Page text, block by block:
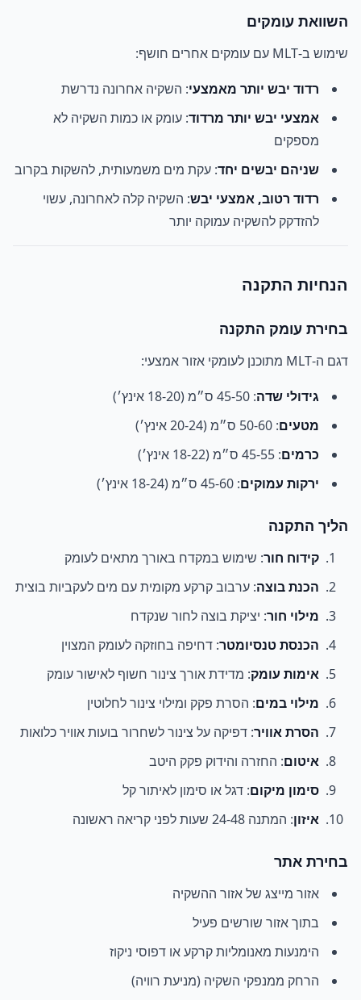
השוואת עומקים
שימוש ב-MLT עם עומקים אחרים חושף:
רדוד יבש יותר מאמצעי: השקיה אחרונה נדרשת
אמצעי יבש יותר מרדוד: עומק או כמות השקיה לא
מספקים
שניהם יבשים יחד: עקת מים משמעותית, להשקות בקרוב
רדוד רטוב, אמצעי יבש: השקיה קלה לאחרונה, עשוי
להזדקק להשקיה עמוקה יותר
הנחיות התקנה
בחירת עומק התקנה
דגם ה-MLT מתוכנן לעומקי אזור אמצעי:
גידולי שדה: 45-50 ס״מ (18-20 אינץ׳)
מטעים: 50-60 ס״מ (20-24 אינץ׳)
כרמים: 45-55 ס״מ (18-22 אינץ׳)
ירקות עמוקים: 45-60 ס״מ (18-24 אינץ׳)
הליך התקנה
קידוח חור: שימוש במקדח באורך מתאים לעומק
הכנת בוצה: ערבוב קרקע מקומית עם מים לעקביות בוצית
מילוי חור: יציקת בוצה לחור שנקדח
הכנסת טנסיומטר: דחיפה בחוזקה לעומק המצוין
אימות עומק: מדידת אורך צינור חשוף לאישור עומק
מילוי במים: הסרת פקק ומילוי צינור לחלוטין
הסרת אוויר: דפיקה על צינור לשחרור בועות אוויר כלואות
איטום: החזרה והידוק פקק היטב
סימון מיקום: דגל או סימון לאיתור קל
איזון: המתנה 24-48 שעות לפני קריאה ראשונה
בחירת אתר
אזור מייצג של אזור ההשקיה
בתוך אזור שורשים פעיל
הימנעות מאנומליות קרקע או דפוסי ניקוז
הרחק ממנפקי השקיה (מניעת רוויה)